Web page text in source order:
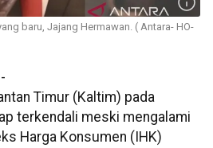
baru, Jajang Hermawan. ( Antara- HO-
Timur (Kaltim) pada
terkendali meski mengalami
Harga Konsumen (IHK)